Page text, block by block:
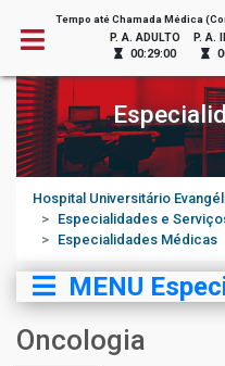
Tempo até Chamada Médica
P. A. ADULTO
00:29:00
P. A.
Hospital Universitário
Especialidades e
Especialidades Médicas
MENU
Oncologia